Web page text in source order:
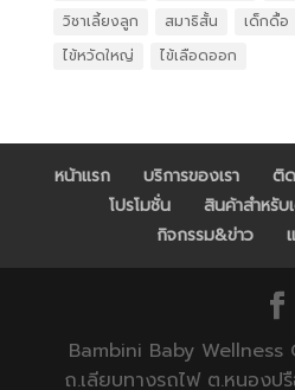
วิชาเลี้ยงลูก
สมาธิสั้น เด็กดื้อ
ไข้หวัดใหญ่
ไข้เลือดออก
หน้าแรก บริการของเรา ติ
โปรโมชั่น
สินค้าสำหรับ
กิจกรรม&ข่าว
Bambini Baby
ถ.เลียบทางรถไฟ ต.หนองป